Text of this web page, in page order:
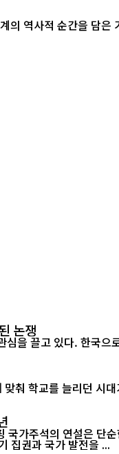
논쟁
을 끌고 있다. 한국
춰 학교를 늘리던 시
가주석의 연설은 단
집권과 국가 발전을 ...